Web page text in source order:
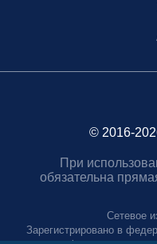
© 2016-
При
обязательна
Сетевое
Зарегистрировано в